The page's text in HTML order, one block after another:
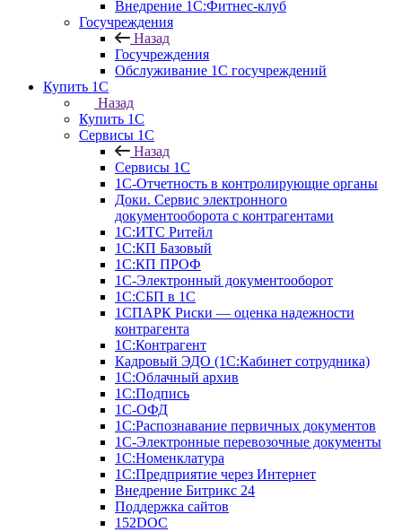
Внедрение 1С:Фитнес-клуб
Госучреждения
Назад
Госучреждения
Обслуживание 1С госучреждений
Купить 1С
Назад
Купить 1С
Сервисы 1С
Назад
Сервисы 1С
1С-Отчетность в контролирующие органы
Доки. Сервис электронного
документооборота с контрагентами
1С:ИТС Ритейл
1С:КП Базовый
1С:КП ПРОФ
1С-Электронный документооборот
1С:СБП в 1С
1СПАРК Риски — оценка надежности
контрагента
1С:Контрагент
Кадровый ЭДО (1С:Кабинет сотрудника)
1С:Облачный архив
1С:Подпись
1С-ОФД
1С:Распознавание первичных документов
1С-Электронные перевозочные документы
1С:Номенклатура
1С:Предприятие через Интернет
Внедрение Битрикс 24
Поддержка сайтов
152DOC